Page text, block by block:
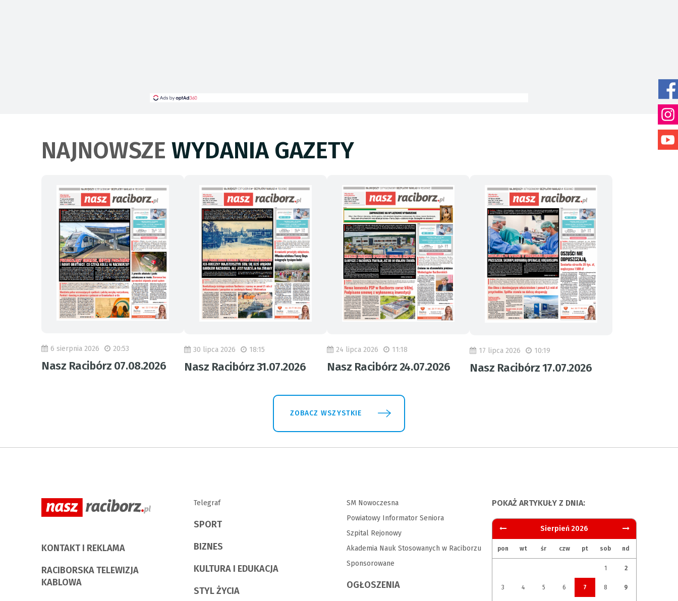
NAJNOWSZE WYDANIA GAZETY
6 sierpnia 2026 20:53
Nasz Racibórz 07.08.2026
30 lipca 2026 18:15
Nasz Racibórz 31.07.2026
24 lipca 2026 11:18
Nasz Racibórz 24.07.2026
17 lipca 2026 10:19
Nasz Racibórz 17.07.2026
ZOBACZ WSZYSTKIE
KONTAKT I REKLAMA
RACIBORSKA TELEWIZJA
KABLOWA
Telegraf
SPORT
BIZNES
KULTURA I EDUKACJA
STYL ŻYCIA
SM Nowoczesna
Powiatowy Informator Seniora
Szpital Rejonowy
Akademia Nauk Stosowanych w Raciborzu
Sponsorowane
OGŁOSZENIA
POKAŻ ARTYKUŁY Z DNIA:
Sierpień 2026
pon wt śr czw pt sob nd
1 2
3 4 5 6 7 8 9